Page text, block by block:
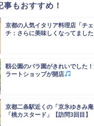
事もおすすめ！
京都の人気イタリア料理店「チ
チ：さらに美味しくなってました
靱公園のバラ園がきれいでした
ラートショップが開店
京都二条駅近くの「京氷ゆきみ
「桃カスタード」【訪問3回目】